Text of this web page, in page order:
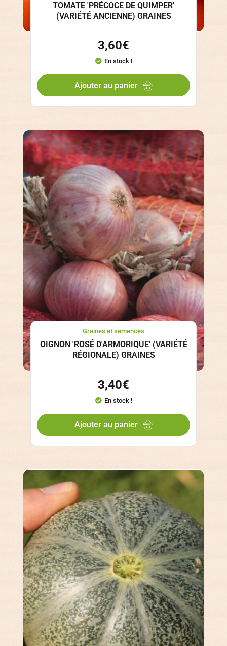
TOMATE 'PRÉCOCE DE QUIMPER'
(VARIÉTÉ ANCIENNE) GRAINES
3,60€
En stock !
Ajouter au panier
Graines et semences
OIGNON 'ROSÉ D'ARMORIQUE' (VARIÉTÉ
RÉGIONALE) GRAINES
3,40€
En stock !
Ajouter au panier